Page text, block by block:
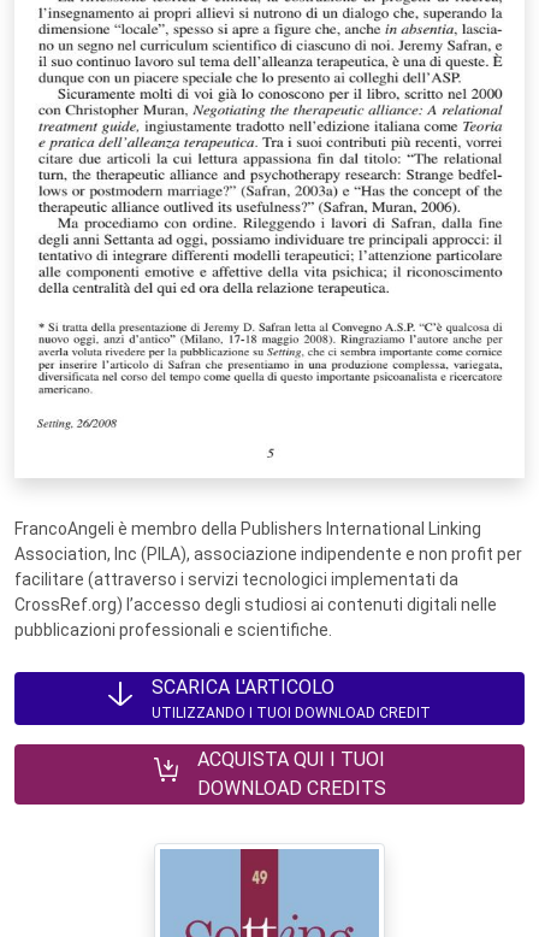
FrancoAngeli è membro della Publishers International Linking
Association, Inc (PILA), associazione indipendente e non profit per
facilitare (attraverso i servizi tecnologici implementati da
CrossRef.org) l’accesso degli studiosi ai contenuti digitali nelle
pubblicazioni professionali e scientifiche.
SCARICA L'ARTICOLO
UTILIZZANDO I TUOI DOWNLOAD CREDIT
ACQUISTA QUI I TUOI
DOWNLOAD CREDITS